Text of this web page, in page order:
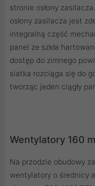
stronie osłony
osłony zasilacza jest
integralną część
panel ze szkła
dostęp do zimnego
siatka rozciąga się do
tworząc jeden ciągły
Wentylatory 160
Na przodzie obudowy
wentylatory o średnicy